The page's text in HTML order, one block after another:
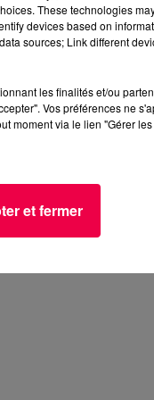
et en
Pensions de
vont y
dans le projet
These technologies
devices based on
sources; Link different
les finalités et/ou
Vos préférences ne
moment via le lien "Gérer
et fermer